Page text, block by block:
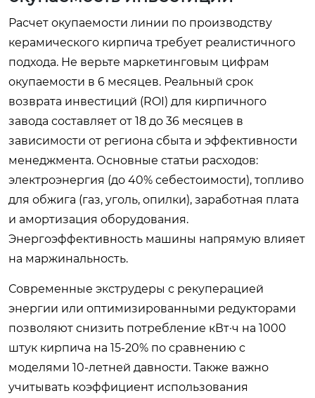
Расчет окупаемости линии по производству
керамического кирпича требует реалистичного
подхода. Не верьте маркетинговым цифрам
окупаемости в 6 месяцев. Реальный срок
возврата инвестиций (ROI) для кирпичного
завода составляет от 18 до 36 месяцев в
зависимости от региона сбыта и эффективности
менеджмента. Основные статьи расходов:
электроэнергия (до 40% себестоимости), топливо
для обжига (газ, уголь, опилки), заработная плата
и амортизация оборудования.
Энергоэффективность машины напрямую влияет
на маржинальность.
Современные экструдеры с рекуперацией
энергии или оптимизированными редукторами
позволяют снизить потребление кВт·ч на 1000
штук кирпича на 15-20% по сравнению с
моделями 10-летней давности. Также важно
учитывать коэффициент использования